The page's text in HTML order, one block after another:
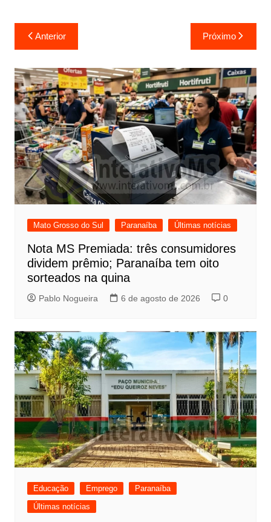
Navegação
de
Post
Anterior Próximo
Mato Grosso do Sul Paranaíba Últimas notícias
Nota MS Premiada: três consumidores
dividem prêmio; Paranaíba tem oito
sorteados na quina
Pablo Nogueira 6 de agosto de 2026 0
Educação Emprego
Paranaíba
Últimas notícias